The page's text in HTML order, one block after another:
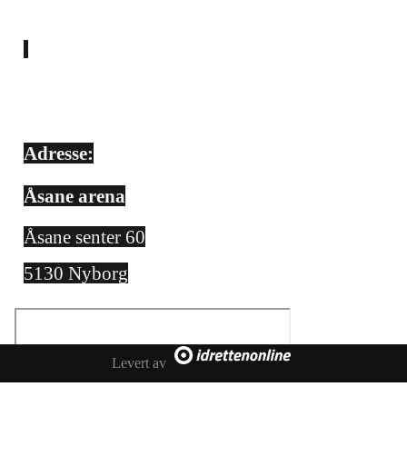
Adresse:
Åsane arena
Åsane senter 60
5130 Nyborg
Levert av